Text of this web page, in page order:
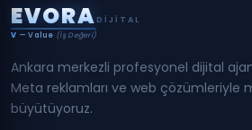
EVORA DIJITAL
V — Value (İş Değeri)
Ankara merkezli profesyonel dijital
Meta reklamları ve web çözümleriyle
büyütüyoruz.